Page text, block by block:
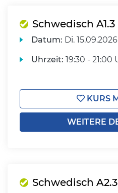
Schwedisch A1.3
Datum: Di.
Uhrzeit: 19:30 - 21:00
KURS
WEITERE
Schwedisch A2.3